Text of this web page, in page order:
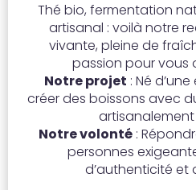
Thé bio, fermentation
artisanal : voilà notre
vivante, pleine de
passion pour vous
Notre projet : Né
créer des boissons avec
artisanalement
Notre volonté:
personnes
d’authenticité et